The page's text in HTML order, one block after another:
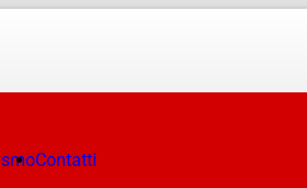
Contatti